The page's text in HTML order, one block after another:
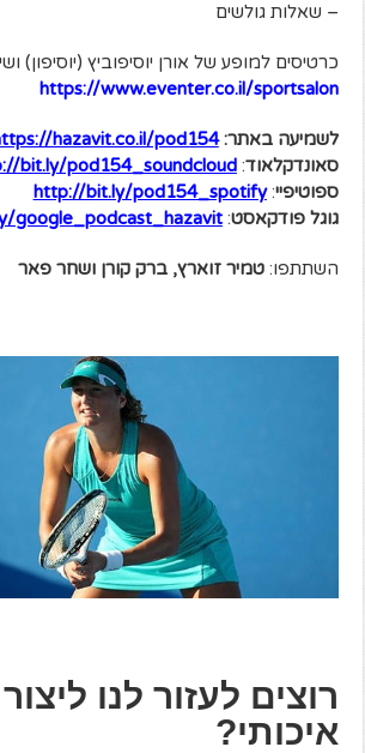
– שאלות גולשים
כרטיסים למופע של אורן יוסיפוביץ (יוסיפון)
https://www.eventer.co.il/sportsalon
לשמיעה באתר: hazavit.co.il/pod154
סאונדקלאוד:
bit.ly/pod154_soundcloud
ספוטיפיי:
http://bit.ly/pod154_spotify
גוגל פודקאסט:
google_podcast_hazavit
השתתפו:טמיר זוארץ, ברק קורן ושחר פאר
רוצים לעזור לנו
איכותי?